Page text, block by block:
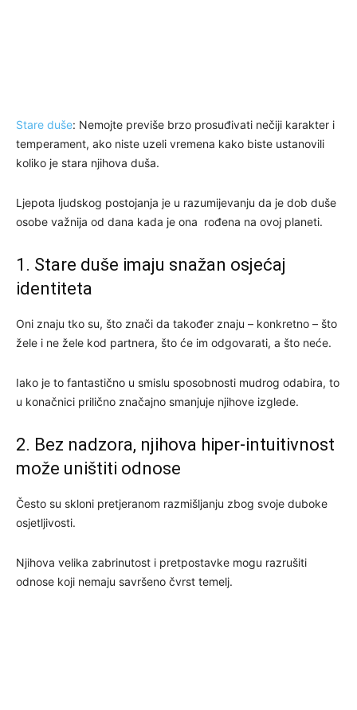
Stare duše: Nemojte previše brzo prosuđivati nečiji karakter i
temperament, ako niste uzeli vremena kako biste ustanovili
koliko je stara njihova duša.
Ljepota ljudskog postojanja je u razumijevanju da je dob duše
osobe važnija od dana kada je ona rođena na ovoj planeti.
1. Stare duše imaju snažan osjećaj
identiteta
Oni znaju tko su, što znači da također znaju – konkretno – što
žele i ne žele kod partnera, što će im odgovarati, a što neće.
Iako je to fantastično u smislu sposobnosti mudrog odabira, to
u konačnici prilično značajno smanjuje njihove izglede.
2. Bez nadzora, njihova hiper-intuitivnost
može uništiti odnose
Često su skloni pretjeranom razmišljanju zbog svoje duboke
osjetljivosti.
Njihova velika zabrinutost i pretpostavke mogu razrušiti
odnose koji nemaju savršeno čvrst temelj.